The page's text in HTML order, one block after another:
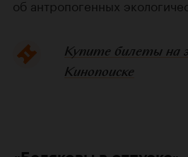
об антропогенных
Купите билеты на
Кинопоиске